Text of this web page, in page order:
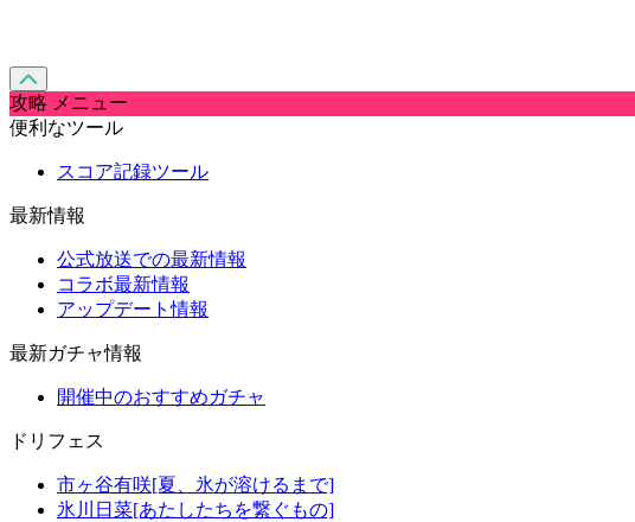
攻略 メニュー
便利なツール
スコア記録ツール
最新情報
公式放送での最新情報
コラボ最新情報
アップデート情報
最新ガチャ情報
開催中のおすすめガチャ
ドリフェス
市ヶ谷有咲[夏、氷が溶けるまで]
氷川日菜[あたしたちを繋ぐもの]